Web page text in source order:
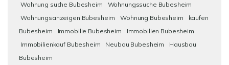
Wohnung suche Bubesheim
Wohnungssuche Bubesheim
Wohnungsanzeigen Bubesheim
Wohnung Bubesheim
kaufen
Bubesheim
Immobilie Bubesheim
Immobilien Bubesheim
Immobilienkauf Bubesheim
Neubau Bubesheim
Hausbau
Bubesheim